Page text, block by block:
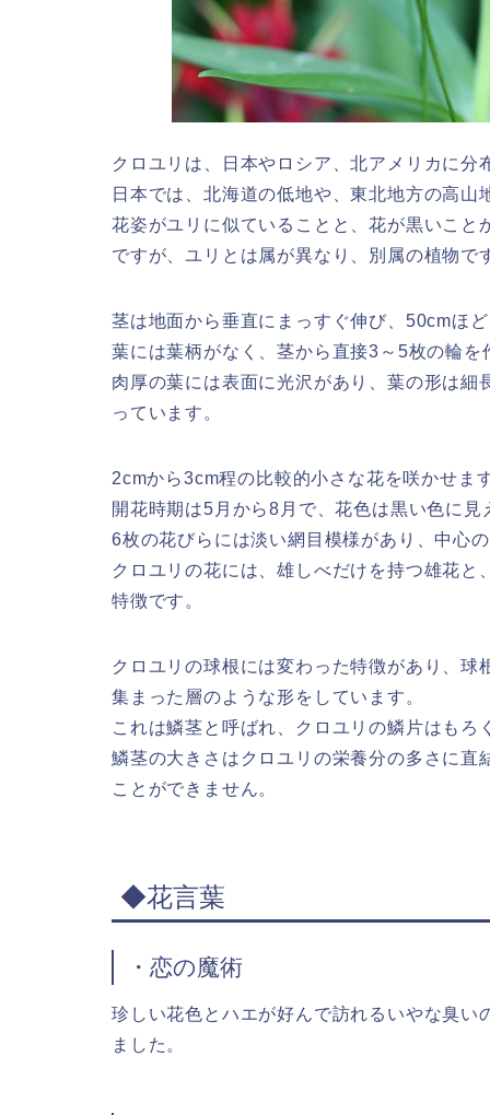
クロユリは、日本やロシア、北アメリカに
日本では、北海道の低地や、東北地方の高山
花姿がユリに似ていることと、花が黒いこと
ですが、ユリとは属が異なり、別属の植物で
茎は地面から垂直にまっすぐ伸び、50cmほ
葉には葉柄がなく、茎から直接3～5枚の輪
肉厚の葉には表面に光沢があり、葉の形は
っています。
2cmから3cm程の比較的小さな花を咲かせま
開花時期は5月から8月で、花色は黒い色に
6枚の花びらには淡い網目模様があり、中心
クロユリの花には、雄しべだけを持つ雄花
特徴です。
クロユリの球根には変わった特徴があり、
集まった層のような形をしています。
これは鱗茎と呼ばれ、クロユリの鱗片はもろ
鱗茎の大きさはクロユリの栄養分の多さに
ことができません。
◆花言葉
・恋の魔術
珍しい花色とハエが好んで訪れるいやな臭
ました。